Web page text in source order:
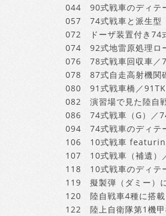
044 90式戦車のディテ
057 74式戦車と派生型
072 ドーザ装置付き74
074 92式地雷原処理ロ
076 78式戦車回収車／
078 87式自走高射機関
080 91式戦車橋／
082 演習場で見た陸自
086 74式戦車（G）／
094 74式戦車のディテ
106 10式戦車
107 10式戦車（補遺）
118 10式戦車のディテ
119 擬製弾（ダミー）
120 陸自戦車4種に搭
122 陸上自衛隊第1機甲